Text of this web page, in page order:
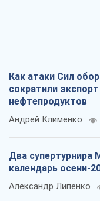
Как атаки Сил
сократили
нефтепродуктов
Андрей Клименко
Два супертурнира
календарь осени-
Александр Липенко